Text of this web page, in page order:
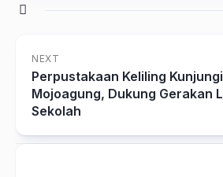
NEXT
Perpustakaan Keliling
Mojoagung, Dukung Gerakan
Sekolah